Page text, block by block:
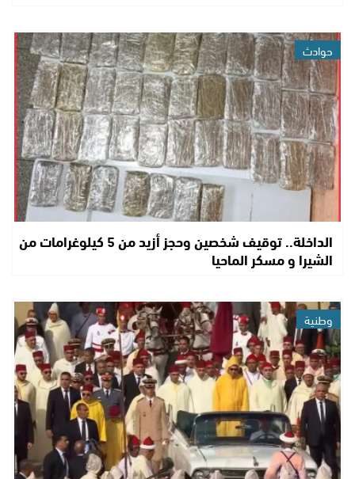
حوادث
الداخلة.. توقيف شخصين وحجز أزيد من 5 كيلوغرامات من
الشيرا و مسكر الماحيا
وطنية